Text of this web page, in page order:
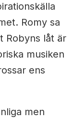
Romy sa
Robyns låt är
musiken
ens
men